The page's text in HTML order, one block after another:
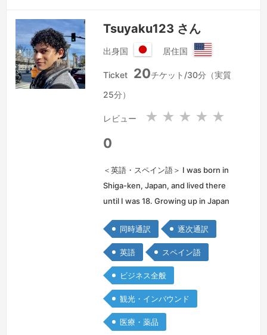
Tsuyaku123 さん
出身国
本
居住国
メ
合
Ticket 20チケット/30分（実質
25分）
レビュー ★ ★ ★ ★ ★
0
＜英語・スペイン語＞ I was born in
Shiga-ken, Japan, and lived there
until I was 18. Growing up in Japan
Peruvian father, I've relied on
Japanese, English, and Spanish for
every pa…続きを見る »
同時通訳 逐次通訳
英語 スペイン語
ビジネス全般
観光・インバウンド
医療・薬品